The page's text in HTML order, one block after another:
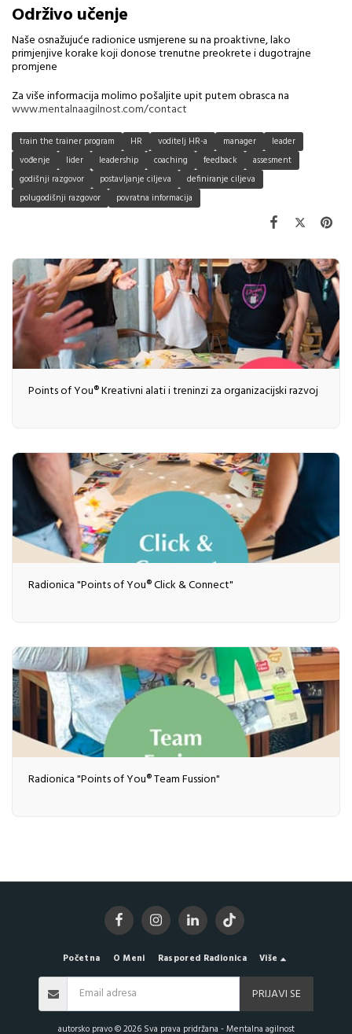
Održivo učenje
Naše osnažujuće radionice usmjerene su na proaktivne, lako
primjenjive korake koji donose trenutne preokrete i dugotrajne
promjene
Za više informacija molimo pošaljite upit putem obrasca na
www.mentalnaagilnost.com/contact
train the trainer program HR voditelj HR-a manager
leader
vođenje
lider leadership coaching feedback
assesment
godišnji razgovor
postavljanje ciljeva
definiranje ciljeva
polugodišnji razgovor
povratna informacija
Points of You® Kreativni alati i treninzi za organizacijski razvoj
Radionica "Points of You® Click & Connect"
Radionica "Points of You® Team Fussion"
Početna O Meni Raspored Radionica Više
PRIJAVI SE
autorsko pravo © 2026 Sva prava pridržana -Mentalna agilnost